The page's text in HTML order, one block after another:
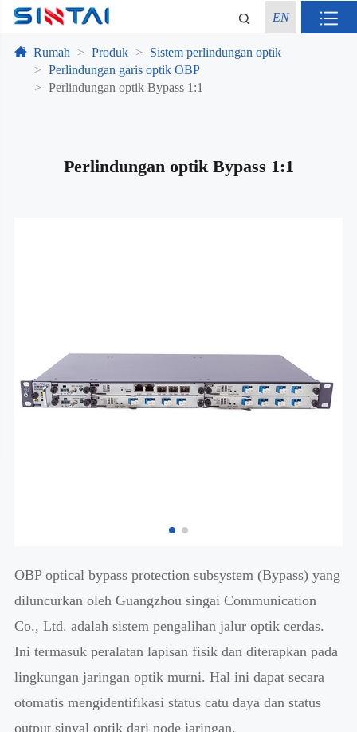
EN
Rumah Produk
Sistem perlindungan optik
Perlindungan garis optik OBP
Perlindungan optik Bypass 1:1
Perlindungan optik Bypass 1:1
OBP optical bypass protection subsystem (Bypass) yang
diluncurkan oleh Guangzhou singai Communication
Co., Ltd. adalah sistem pengalihan jalur optik cerdas.
Ini termasuk peralatan lapisan fisik dan diterapkan pada
lingkungan jaringan optik murni. Hal ini dapat secara
otomatis mengidentifikasi status catu daya dan status
output sinyal optik dari node jaringan.